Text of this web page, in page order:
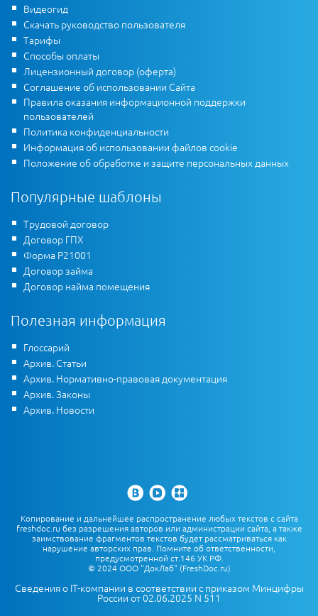
Видеогид
Скачать руководство пользователя
Тарифы
Способы оплаты
Лицензионный договор (оферта)
Соглашение об использовании Сайта
Правила оказания информационной поддержки
пользователей
Политика конфиденциальности
Информация об использовании файлов cookie
Положение об обработке и защите персональных данных
Популярные шаблоны
Трудовой договор
Договор ГПХ
Форма Р21001
Договор займа
Договор найма помещения
Полезная информация
Глоссарий
Архив. Статьи
Архив. Нормативно-правовая документация
Архив. Законы
Архив. Новости
Копирование и дальнейшее распространение любых текстов с сайта
freshdoc.ru без разрешения авторов или администрации сайта, а также
заимствование фрагментов текстов будет рассматриваться как
нарушение авторских прав. Помните об ответственности,
предусмотренной ст.146 УК РФ.
© 2024 ООО "ДокЛаб" (FreshDoc.ru)
Сведения о IT-компании в соответствии с приказом Минцифры
России от 02.06.2025 N 511